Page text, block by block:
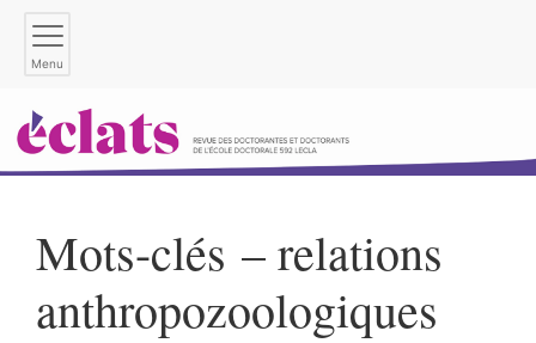
Menu
Mots-clés – relations
anthropozoologiques